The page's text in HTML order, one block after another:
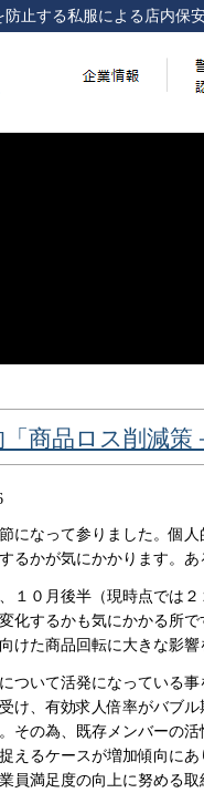
防止する私服による店内保
商品ロス削減策
になって参りました。個
るかが気にかかります。
０月後半（現時点では２
化するかも気にかかる所
けた商品回転に大きな影響
ついて活発になっている
け、有効求人倍率がバブ
その為、既存メンバーの活
えるケースが増加傾向に
員満足度の向上に努める